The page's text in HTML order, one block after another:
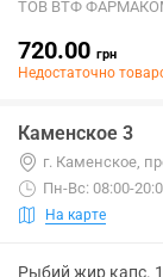
ТОВ ВТФ
720.00 грн
Недостаточно
Каменское 3
г. Каменское,
Пн-Вс: 08:00-
На карте
Рыбий жир капс.